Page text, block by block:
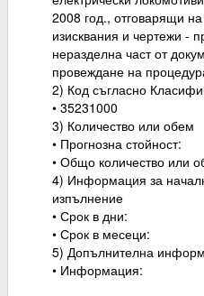
2008 год., отговарящи на
изисквания и чертежи -
неразделна част от
провеждане на
2) Код съгласно
• 35231000
3) Количество или обем
• Прогнозна стойност:
• Общо количество или
4) Информация за
изпълнение
• Срок в дни:
• Срок в месеци:
5) Допълнителна
• Информация: